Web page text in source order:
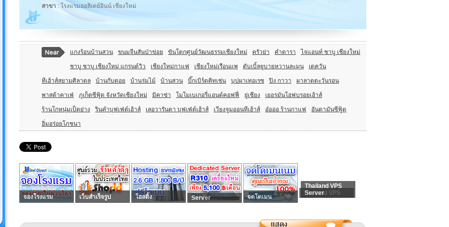
สาขา : โรงแรมฮอลิเดย์อินน์ เชียงใหม่
แกงร้อนบ้านสวน ขนมจีนสันป่าข่อย ขันโตกศูนย์วัฒนธรรมเชียงใหม่ ครัวย่า คำดารา ไจแอนท์ ชาบู เชียงใหม่
ชาบู ชาบู เชียงใหม่ แกรนด์วิว เชียงใหม่กาแฟ เชียงใหม่เรือนแพ ดับเบิ้ลยูบายหวานละมุน เดควัน
ทีเฮ้าส์สยามศิลาดล บ้านกับดอย บ้านร่มไม้ บ้านสวน บิ๊กเบิร์ดคิทเช่น บุปผาเทอเรซ ปิง กาวา ผาลาดตะวันรอน
พาสต้าคาเฟ่ ภูเก็ตซีฟู้ด จังหวัดเชียงใหม่ มิคาซ่า โมโมเบเกอรี่แอนด์คอฟฟี่ ยู่เชียง เยอรมันโฮฟบรอยเฮ้าส์
ร้านโกหนุ่มเป็ดย่าง รินคำบุฟเฟ่ต์เฮ้าส์ เลอวารันดา บุฟเฟ่ต์เฮ้าส์ เวียงจูมออนทีเฮ้าส์ อ๋อออ ร้านกาแฟ อันดามันซีฟู้ด
อิ่มอร่อยโภชนา
จองโรงแรม เว็บสำเร็จรูป โฮสติ้ง Server จดโดเมน
Thailand VPS
Thailand VPS
Server